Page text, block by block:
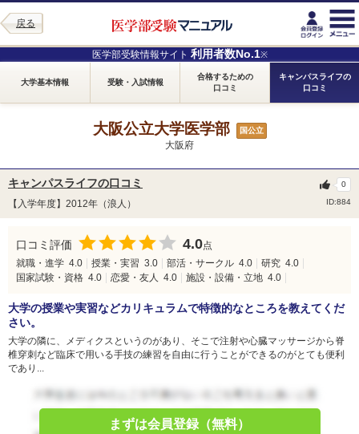
戻る
医学部受験情報サイト 利用者数No.1※
大学基本情報 受験・入試情報
合格するための
口コミ
キャンパスライフの
口コミ
大阪公立大学医学部 国公立
大阪府
キャンパスライフの口コミ
【入学年度】2012年（浪人） ID:884
0
口コミ評価 4.0点
就職・進学 4.0 授業・実習 3.0 部活・サークル 4.0 研究 4.0
国家試験・資格 4.0 恋愛・友人 4.0 施設・設備・立地 4.0
大学の授業や実習などカリキュラムで特徴的なところを教えてくだ
さい。
大学の隣に、メディクスというのがあり、そこで注射や心臓マッサージから脊
椎穿刺など臨床で用いる手技の練習を自由に行うことができるのがとても便利
であり...
まずは会員登録（無料）